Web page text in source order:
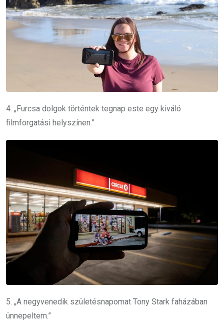
4. „Furcsa dolgok történtek tegnap este egy kiváló
filmforgatási helyszínen.”
5. „A negyvenedik születésnapomat Tony Stark faházában
ünnepeltem.”